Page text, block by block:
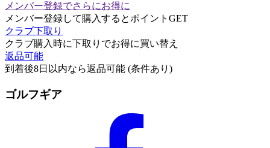
メンバー登録でさらにお得に
メンバー登録して購入するとポイントGET
クラブ下取り
クラブ購入時に下取りでお得に買い替え
返品可能
到着後8日以内なら返品可能 (条件あり)
ゴルフギア